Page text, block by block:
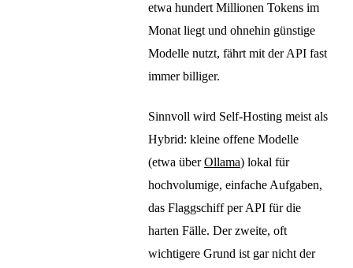
etwa hundert Millionen Tokens im
Monat liegt und ohnehin günstige
Modelle nutzt, fährt mit der API fast
immer billiger.
Sinnvoll wird Self-Hosting meist als
Hybrid: kleine offene Modelle
(etwa überOllama) lokal für
hochvolumige, einfache Aufgaben,
das Flaggschiff per API für die
harten Fälle. Der zweite, oft
wichtigere Grund ist gar nicht der